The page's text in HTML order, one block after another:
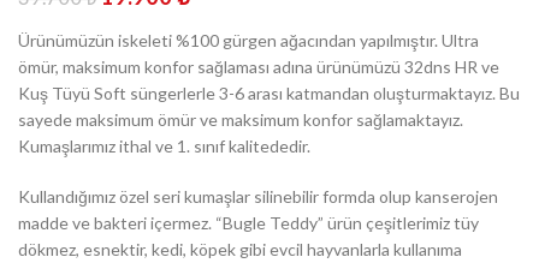
Ürünümüzün iskeleti %100 gürgen ağacından yapılmıştır. Ultra
ömür, maksimum konfor sağlaması adına ürünümüzü 32dns HR ve
Kuş Tüyü Soft süngerlerle 3-6 arası katmandan oluşturmaktayız. Bu
sayede maksimum ömür ve maksimum konfor sağlamaktayız.
Kumaşlarımız ithal ve 1. sınıf kalitededir.
Kullandığımız özel seri kumaşlar silinebilir formda olup kanserojen
madde ve bakteri içermez. “Bugle Teddy” ürün çeşitlerimiz tüy
dökmez, esnektir, kedi, köpek gibi evcil hayvanlarla kullanıma